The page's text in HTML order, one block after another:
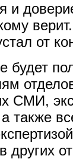
и
от
будет
СМИ,
также
других